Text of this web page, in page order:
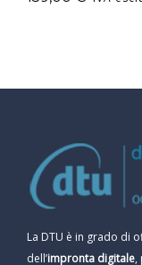
La DTU è in grado di
dell’impronta digitale,